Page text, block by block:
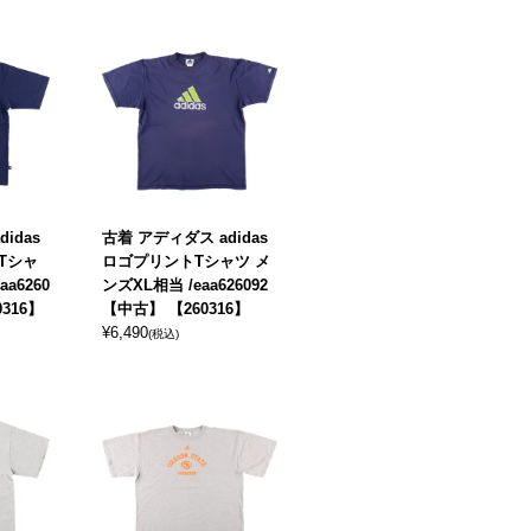
シャ
】
古着 アディダス adidas
ロゴプリントTシャツ メ
ンズXL相当 /eaa626092
【中古】 【260316】
¥6,490(税込)